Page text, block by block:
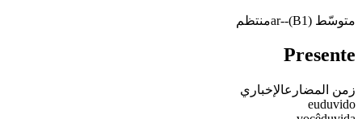
متوسّط (B1) -
-ar منتظم
Presente
زمن المضارعالإخباري
euduvido